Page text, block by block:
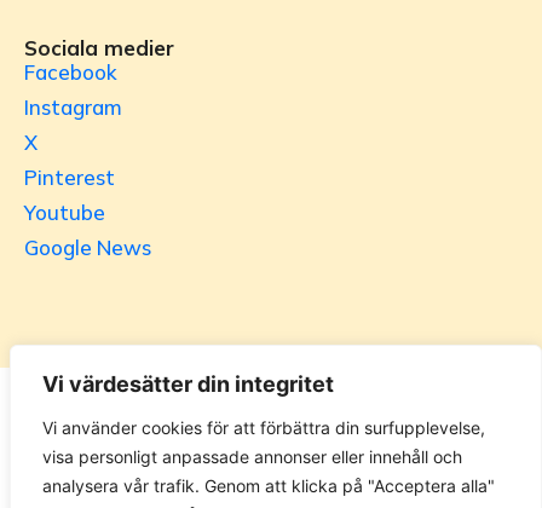
Vi värdesätter din integritet
Vi använder cookies för att förbättra din surfupplevelse,
visa personligt anpassade annonser eller innehåll och
analysera vår trafik. Genom att klicka på "Acceptera alla"
Sociala medier
Facebook
Instagram
X
Pinterest
Youtube
Google News
Utrikesgruppen
UG.se – representeras helt i privat regi av Svenska
Utrikesgruppen AB. Materialet på webbplatsen får ej